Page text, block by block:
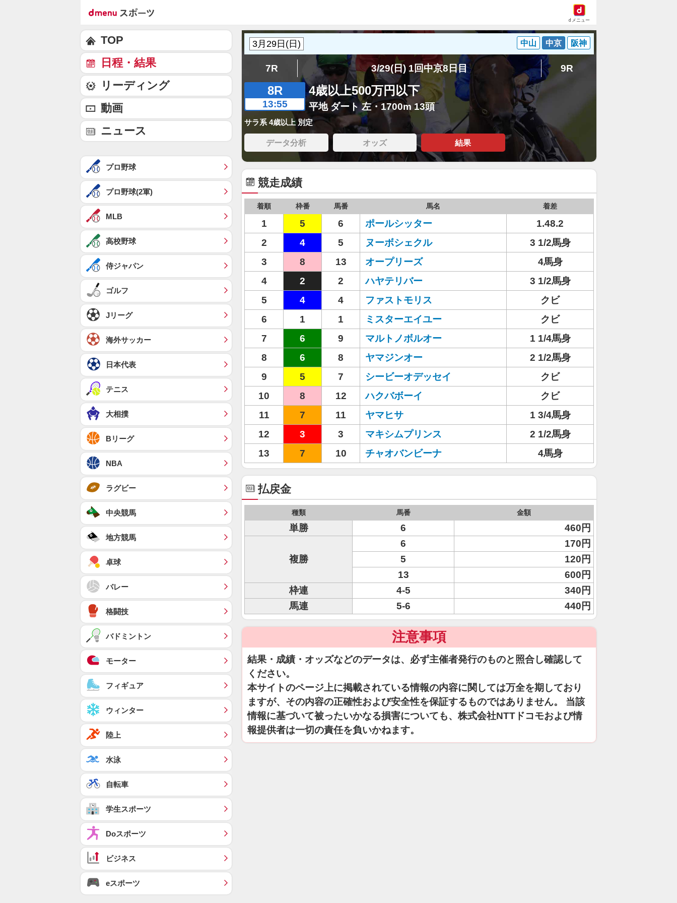
dメニュー
中山 中京 阪神
7R 3/29(日) 1回中京8日目 9R
8R
13:55
4歳以上500万円以下
平地 ダート 左・1700m 13頭
サラ系 4歳以上 別定
データ分析 オッズ 結果
競走成績
着順 枠番 馬番 馬名 着差
1 5 6 ポールシッター
1.48.2
2
4 5 ヌーボシェクル
3 1/2馬身
3
8 13 オープリーズ
4馬身
4
2 2 ハヤテリバー
3 1/2馬身
5
4 4 ファストモリス
クビ
6
1 1 ミスターエイユー
クビ
7
6 9 マルトノボルオー
1 1/4馬身
8
6 8 ヤマジンオー
2 1/2馬身
9
5 7 シービーオデッセイ
クビ
10
8 12 ハクバボーイ
クビ
11
7 11 ヤマヒサ
1 3/4馬身
12
3 3 マキシムプリンス
2 1/2馬身
13
7 10 チャオバンビーナ 4馬身
払戻金
種類 馬番 金額
単勝 6 460円
複勝
6
170円
5
120円
13
600円
枠連
4-5
340円
馬連
5-6 440円
注意事項
結果・成績・オッズなどのデータは、必ず主催者発行のものと照合し確認して
ください。
本サイトのページ上に掲載されている情報の内容に関しては万全を期しており
ますが、その内容の正確性および安全性を保証するものではありません。 当該
情報に基づいて被ったいかなる損害についても、株式会社NTTドコモおよび情
報提供者は一切の責任を負いかねます。
TOP
日程・結果
リーディング
動画
ニュース
プロ野球
プロ野球(2軍)
MLB
高校野球
侍ジャパン
ゴルフ
Jリーグ
海外サッカー
日本代表
テニス
大相撲
Bリーグ
NBA
ラグビー
中央競馬
地方競馬
卓球
バレー
格闘技
バドミントン
モーター
フィギュア
ウィンター
陸上
水泳
自転車
学生スポーツ
Doスポーツ
ビジネス
eスポーツ